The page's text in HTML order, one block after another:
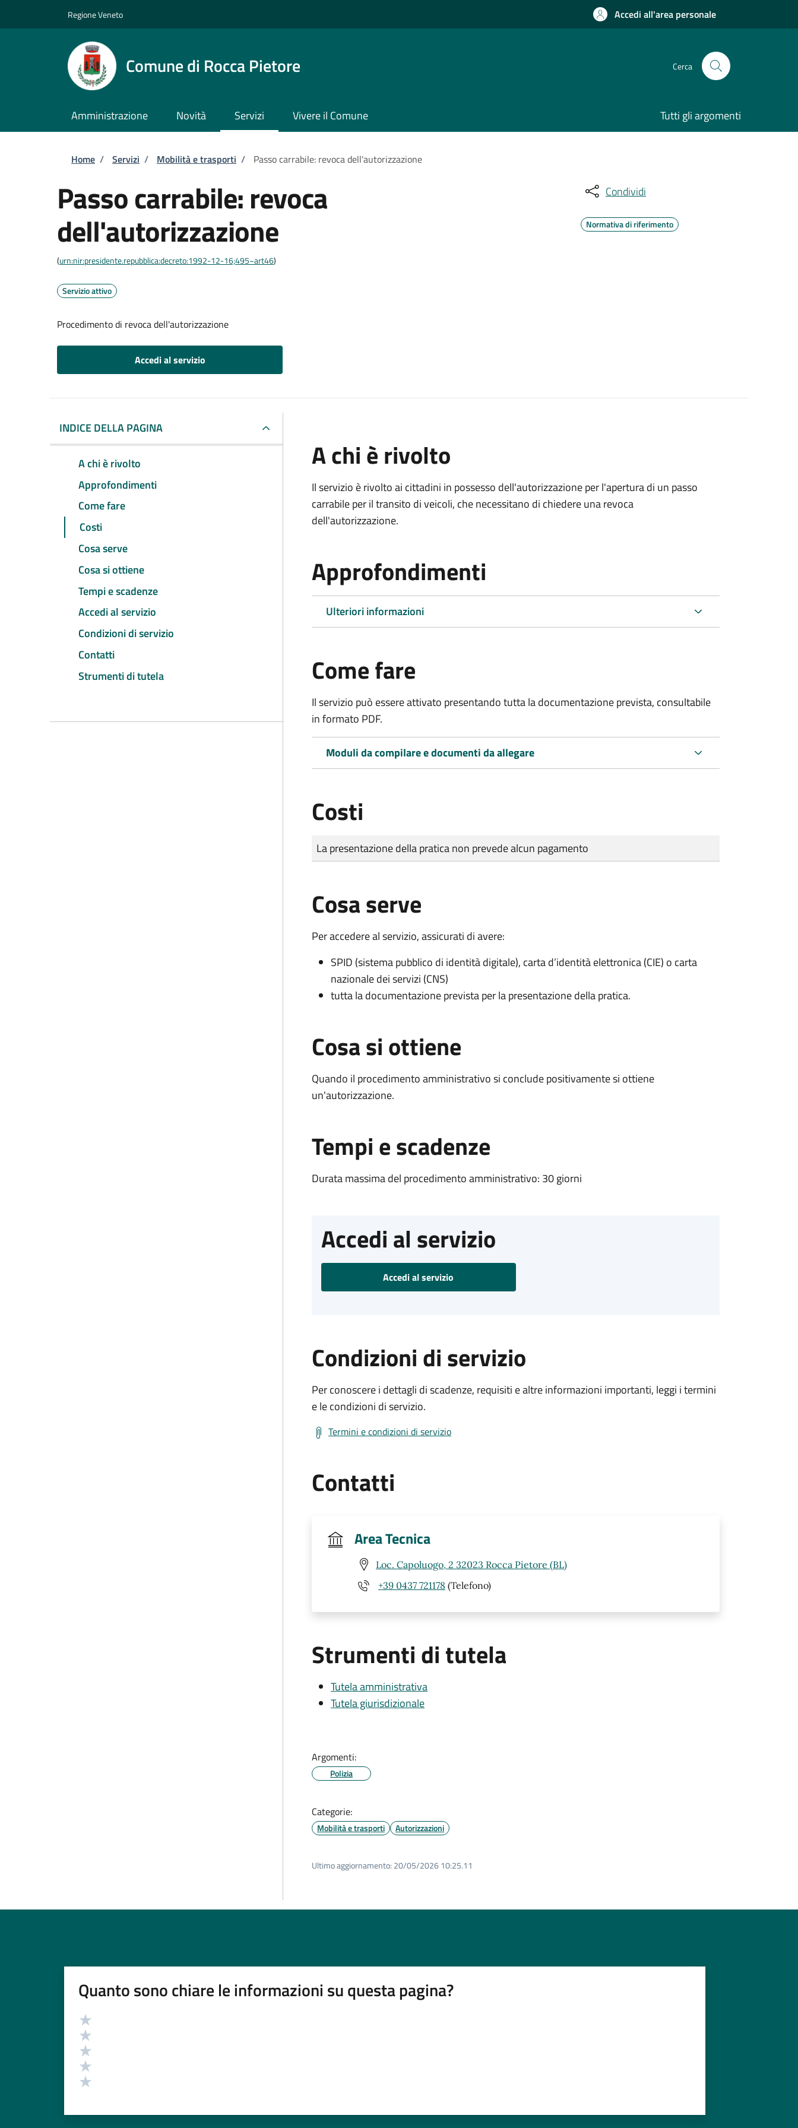
Regione Veneto Accedi all'area personale
Comune di Rocca Pietore Cerca
Amministrazione Novità Servizi Vivere il Comune Tutti gli argomenti
Briciole di pane
Home / Servizi / Mobilità e trasporti / Passo carrabile: revoca dell'autorizzazione
Passo carrabile: revoca
dell'autorizzazione
(urn:nir:presidente.repubblica:decreto:1992-12-16;495~art46)
Servizio attivo
Procedimento di revoca dell'autorizzazione
Accedi al servizio
Condividi
Normativa di riferimento
INDICE DELLA PAGINA
A chi è rivolto
Approfondimenti
Come fare
Costi
Cosa serve
Cosa si ottiene
Tempi e scadenze
Accedi al servizio
Condizioni di servizio
Contatti
Strumenti di tutela
A chi è rivolto
Il servizio è rivolto ai cittadini in possesso dell'autorizzazione per l'apertura di un passo
carrabile per il transito di veicoli, che necessitano di chiedere una revoca
dell'autorizzazione.
Approfondimenti
Ulteriori informazioni
Come fare
Il servizio può essere attivato presentando tutta la documentazione prevista, consultabile
in formato PDF.
Moduli da compilare e documenti da allegare
Costi
Tipo di pagamento
Importo
La presentazione della pratica non prevede alcun pagamento
Cosa serve
Per accedere al servizio, assicurati di avere:
SPID (sistema pubblico di identità digitale), carta d’identità elettronica (CIE) o carta
nazionale dei servizi (CNS)
tutta la documentazione prevista per la presentazione della pratica.
Cosa si ottiene
Quando il procedimento amministrativo si conclude positivamente si ottiene
un'autorizzazione.
Tempi e scadenze
Durata massima del procedimento amministrativo: 30 giorni
Accedi al servizio
Accedi al servizio
Condizioni di servizio
Per conoscere i dettagli di scadenze, requisiti e altre informazioni importanti, leggi i termini
e le condizioni di servizio.
Termini e condizioni di servizio
Contatti
Area Tecnica
Loc. Capoluogo, 2 32023 Rocca Pietore (BL)
+39 0437 721178 (Telefono)
Strumenti di tutela
Tutela amministrativa
Tutela giurisdizionale
Argomenti:
Polizia
Categorie:
Mobilità e trasporti Autorizzazioni
Ultimo aggiornamento: 20/05/2026 10:25.11
Quanto sono chiare le informazioni su questa pagina?
Valutazione